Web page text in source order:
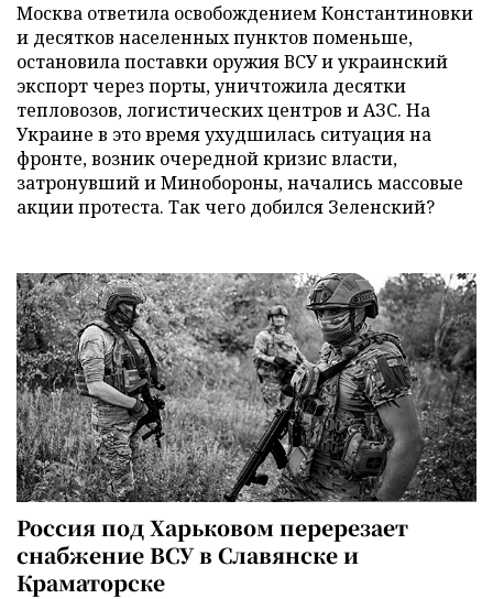
Москва ответила освобождением Константиновки
и десятков населенных пунктов поменьше,
остановила поставки оружия ВСУ и украинский
экспорт через порты, уничтожила десятки
тепловозов, логистических центров и АЗС. На
Украине в это время ухудшилась ситуация на
фронте, возник очередной кризис власти,
затронувший и Минобороны, начались массовые
акции протеста. Так чего добился Зеленский?
Россия под Харьковом перерезает
снабжение ВСУ в Славянске и
Краматорске